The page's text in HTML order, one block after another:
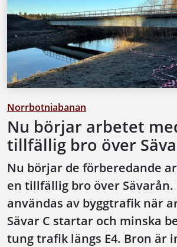
Norrbotniabanan
Nu börjar arbetet
tillfällig bro över
Nu börjar de förberedande
en tillfällig bro över Sävarån.
användas av byggtrafik när
Sävar C startar och minska
tung trafik längs E4. Bron är